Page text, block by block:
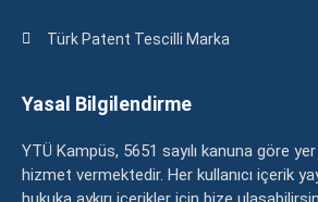
Türk Patent Tescilli Marka
Yasal Bilgilendirme
YTÜ Kampüs, 5651 sayılı kanuna göre
hizmet vermektedir. Her kullanıcı içerik